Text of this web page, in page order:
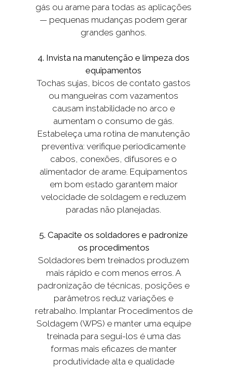
gás ou arame para todas as aplicações
— pequenas mudanças podem gerar
grandes ganhos.
4. Invista na manutenção e limpeza dos
equipamentos
Tochas sujas, bicos de contato gastos
ou mangueiras com vazamentos
causam instabilidade no arco e
aumentam o consumo de gás.
Estabeleça uma rotina de manutenção
preventiva: verifique periodicamente
cabos, conexões, difusores e o
alimentador de arame. Equipamentos
em bom estado garantem maior
velocidade de soldagem e reduzem
paradas não planejadas.
5. Capacite os soldadores e padronize
os procedimentos
Soldadores bem treinados produzem
mais rápido e com menos erros. A
padronização de técnicas, posições e
parâmetros reduz variações e
retrabalho. Implantar Procedimentos de
Soldagem (WPS) e manter uma equipe
treinada para segui-los é uma das
formas mais eficazes de manter
produtividade alta e qualidade